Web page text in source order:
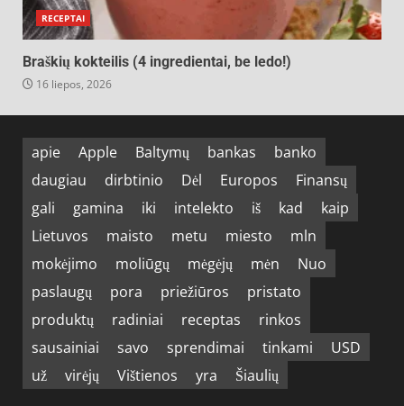
RECEPTAI
Braškių kokteilis (4 ingredientai, be ledo!)
16 liepos, 2026
apie Apple Baltymų bankas
banko
daugiau
dirbtinio Dėl Europos
Finansų
gali
gamina iki intelekto iš kad
kaip
Lietuvos
maisto metu miesto
mln
mokėjimo
moliūgų mėgėjų mėn
Nuo
paslaugų
pora priežiūros
pristato
produktų
radiniai receptas
rinkos
sausainiai
savo sprendimai tinkami
USD
už
virėjų Vištienos yra Šiaulių